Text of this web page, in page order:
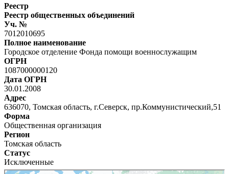
Реестр
Реестр общественных объединений
Уч. №
7012010695
Полное наименование
Городское отделение Фонда помощи военнослужащим
ОГРН
1087000000120
Дата ОГРН
30.01.2008
Адрес
636070, Томская область, г.Северск, пр.Коммунистический,51
Форма
Общественная организация
Регион
Томская область
Статус
Исключенные